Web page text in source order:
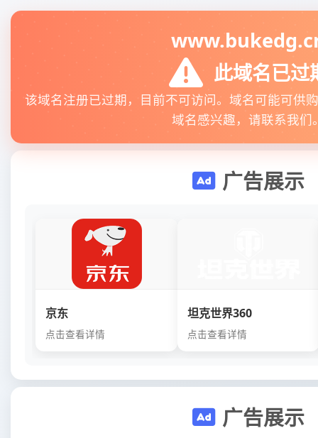
此域名已过
该域名注册已过期，目前不可访问。域名可能可供
域名感兴趣，请联系我们
广告展示
京东
点击查看详情
坦克世界360
点击查看详情
广告展示